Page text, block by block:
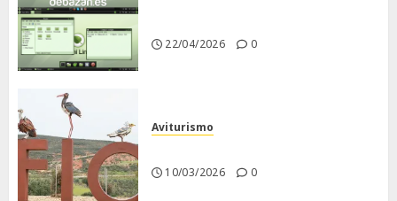
22/04/2026 0
Aviturismo
10/03/2026 0